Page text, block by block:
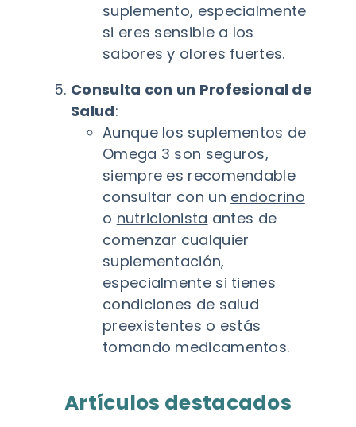
suplemento, especialmente
si eres sensible a los
sabores y olores fuertes.
Consulta con un Profesional de
Salud:
Aunque los suplementos de
Omega 3 son seguros,
siempre es recomendable
consultar con un endocrino
o nutricionista antes de
comenzar cualquier
suplementación,
especialmente si tienes
condiciones de salud
preexistentes o estás
tomando medicamentos.
Artículos destacados